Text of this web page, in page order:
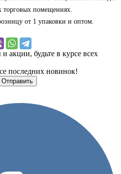
торговых помещениях.
от 1 упаковки и оптом.
акции, будьте в курсе всех
последних новинок!